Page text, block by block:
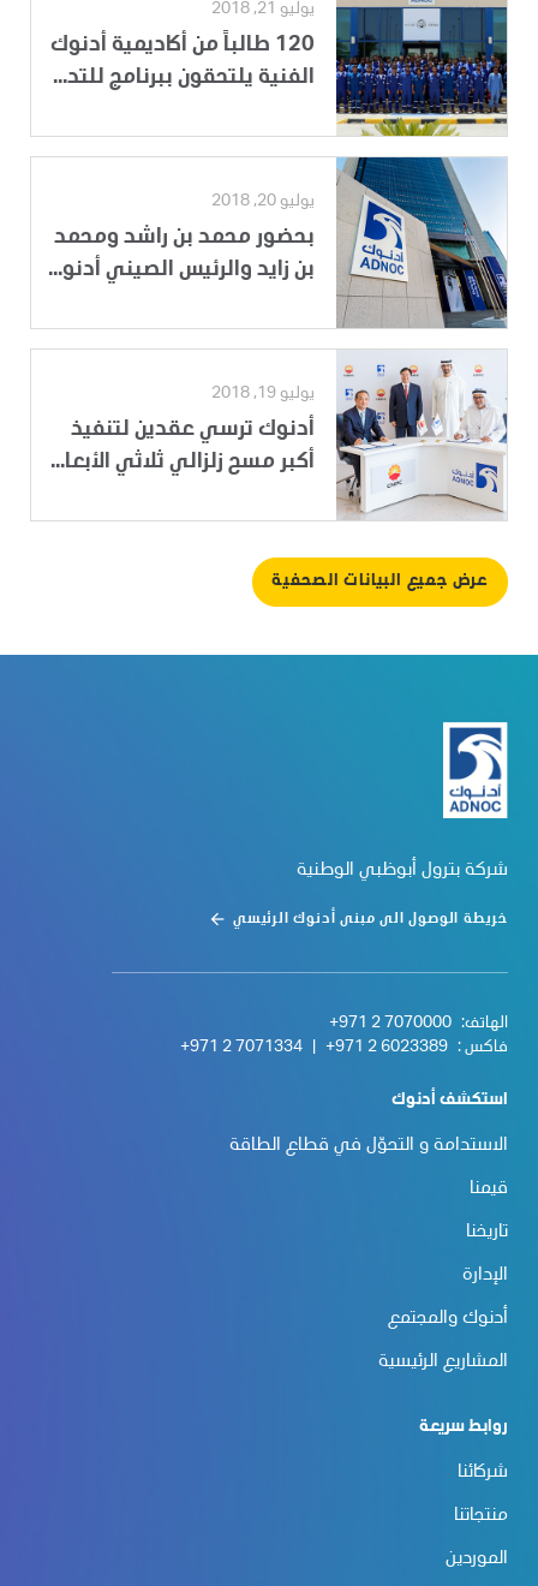
يوليو 21, 2018
120 طالباً من أكاديمية أدنوك
الفنية يلتحقون ببرنامج للتد...
يوليو 20, 2018
بحضور محمد بن راشد ومحمد
بن زايد والرئيس الصيني أدنو...
يوليو 19, 2018
أدنوك ترسي عقدين لتنفيذ
أكبر مسح زلزالي ثلاثي الأبعا...
عرض جميع البيانات الصحفية
شركة بترول أبوظبي الوطنية
خريطة الوصول الى مبنى أدنوك الرئيسي
الهاتف: +971 2 7070000
فاكس : +971 2 6023389
+971 2 7071334
استكشف أدنوك
الاستدامة و التحوّل في قطاع الطاقة
قيمنا
تاريخنا
الإدارة
أدنوك والمجتمع
المشاريع الرئيسية
روابط سريعة
شركائنا
منتجاتنا
الموردين